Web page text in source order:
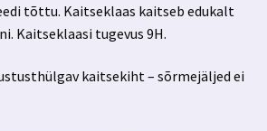
tõttu. Kaitseklaas kaitseb edukalt
Kaitseklaasi tugevus 9H.
kaitsekiht – sõrmejäljed ei